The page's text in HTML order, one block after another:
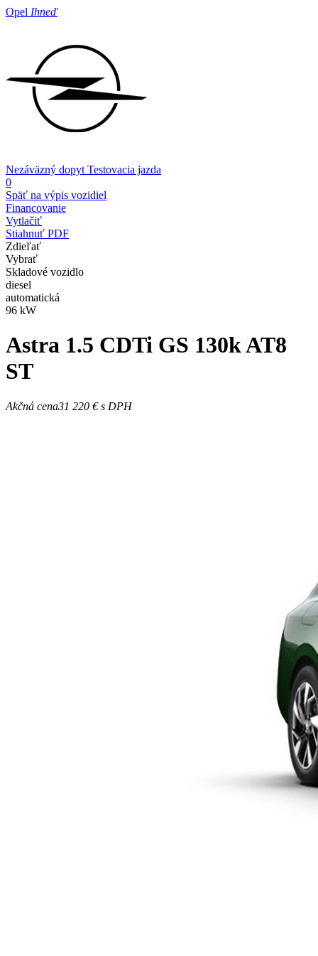
Opel Ihneď
Nezáväzný dopyt Testovacia jazda
0
Späť na výpis vozidiel
Financovanie
Vytlačiť
Stiahnuť PDF
Zdieľať
Vybrať
Skladové vozidlo
diesel
automatická
96 kW
Astra 1.5 CDTi GS 130k AT8
ST
Akčná cena31 220 €s DPH